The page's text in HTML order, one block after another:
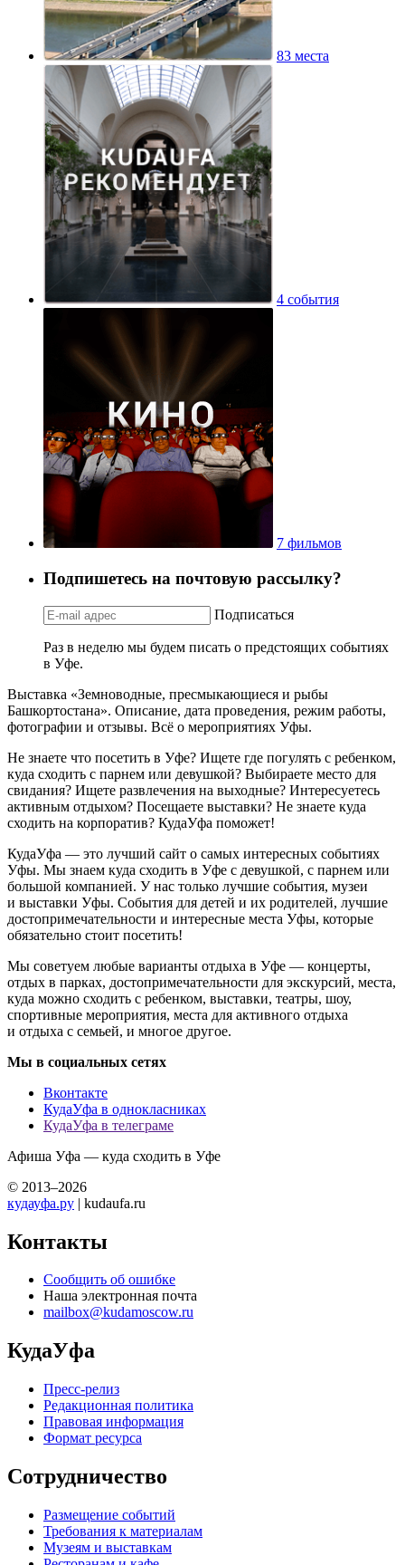
83 места
4 события
7 фильмов
Подпишетесь на почтовую рассылку?
Подписаться
Раз в неделю мы будем писать о предстоящих событиях
в Уфе.
Выставка «Земноводные, пресмыкающиеся и рыбы
Башкортостана». Описание, дата проведения, режим работы,
фотографии и отзывы. Всё о мероприятиях Уфы.
Не знаете что посетить в Уфе? Ищете где погулять с ребенком,
куда сходить с парнем или девушкой? Выбираете место для
свидания? Ищете развлечения на выходные? Интересуетесь
активным отдыхом? Посещаете выставки? Не знаете куда
сходить на корпоратив? КудаУфа поможет!
КудаУфа — это лучший сайт о самых интересных событиях
Уфы. Мы знаем куда сходить в Уфе с девушкой, с парнем или
большой компанией. У нас только лучшие события, музеи
и выставки Уфы. События для детей и их родителей, лучшие
достопримечательности и интересные места Уфы, которые
обязательно стоит посетить!
Мы советуем любые варианты отдыха в Уфе — концерты,
отдых в парках, достопримечательности для экскурсий, места,
куда можно сходить с ребенком, выставки, театры, шоу,
спортивные мероприятия, места для активного отдыха
и отдыха с семьей, и многое другое.
Мы в социальных сетях
Вконтакте
КудаУфа в однокласниках
КудаУфа в телеграме
Афиша Уфа — куда сходить в Уфе
© 2013–2026
кудауфа.ру | kudaufa.ru
Контакты
Сообщить об ошибке
Наша электронная почта
mailbox@kudamoscow.ru
КудаУфа
Пресс-релиз
Редакционная политика
Правовая информация
Формат ресурса
Сотрудничество
Размещение событий
Требования к материалам
Музеям и выставкам